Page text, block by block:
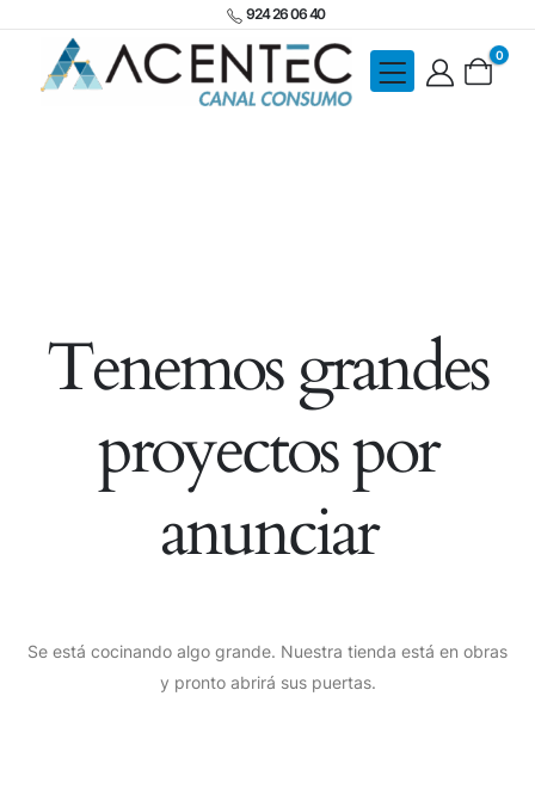
924 26 06 40
0
Tenemos grandes
proyectos por
anunciar
Se está cocinando algo grande. Nuestra tienda está en obras
y pronto abrirá sus puertas.